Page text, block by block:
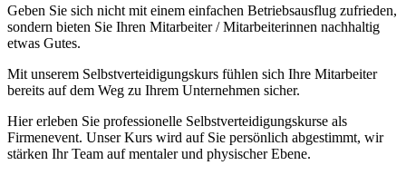
Geben Sie sich nicht mit einem einfachen Betriebsausflug zufrieden,
sondern bieten Sie Ihren Mitarbeiter / Mitarbeiterinnen nachhaltig
etwas Gutes.
Mit unserem Selbstverteidigungskurs fühlen sich Ihre Mitarbeiter
bereits auf dem Weg zu Ihrem Unternehmen sicher.
Hier erleben Sie professionelle Selbstverteidigungskurse als
Firmenevent. Unser Kurs wird auf Sie persönlich abgestimmt, wir
stärken Ihr Team auf mentaler und physischer Ebene.